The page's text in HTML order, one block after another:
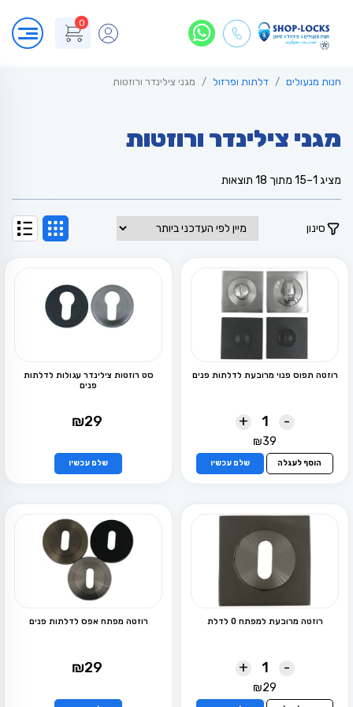
0
חנות מנעולים דלתות ופרזול מגני צילינדר ורוזטות
מגני צילינדר ורוזטות
מציג 1–15 מתוך 18 תוצאות
העדכני
ביותר
סינון
רוזטה תפוס פנוי מרובעת לדלתות פנים
-
+
₪39
הוסף לעגלה שלם עכשיו
סט רוזטות צילינדר עגולות לדלתות
פנים
₪29
שלם עכשיו
למוצר
זה
יש
לבחור
את
האפשרויות
בעמוד
המוצר
רוזטה מרובעת למפתח 0 לדלת
-
+
₪29
רוזטה מפתח אפס לדלתות פנים
₪29
למוצר